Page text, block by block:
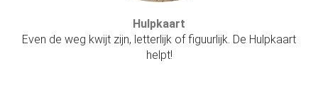
Hulpkaart
Even de weg kwijt zijn, letterlijk of figuurlijk. De Hulpkaart
helpt!